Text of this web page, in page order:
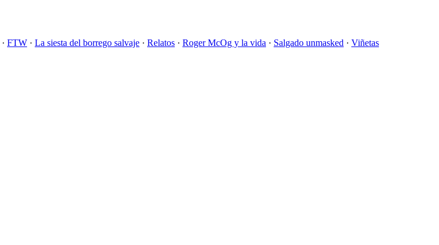
· FTW · La siesta del borrego salvaje · Relatos · Roger McOg y la vida · Salgado unmasked · Viñetas